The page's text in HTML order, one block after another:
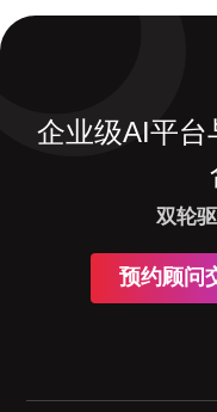
企业级AI平台
双轮
预约顾问